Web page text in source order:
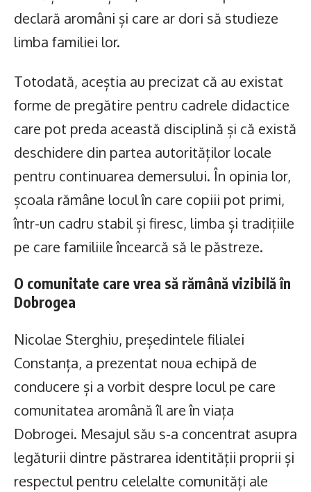
declară aromâni și care ar dori să studieze
limba familiei lor.
Totodată, aceștia au precizat că au existat
forme de pregătire pentru cadrele didactice
care pot preda această disciplină și că există
deschidere din partea autorităților locale
pentru continuarea demersului. În opinia lor,
școala rămâne locul în care copiii pot primi,
într-un cadru stabil și firesc, limba și tradițiile
pe care familiile încearcă să le păstreze.
O comunitate care vrea să rămână vizibilă în
Dobrogea
Nicolae Sterghiu, președintele filialei
Constanța, a prezentat noua echipă de
conducere și a vorbit despre locul pe care
comunitatea aromână îl are în viața
Dobrogei. Mesajul său s-a concentrat asupra
legăturii dintre păstrarea identității proprii și
respectul pentru celelalte comunități ale